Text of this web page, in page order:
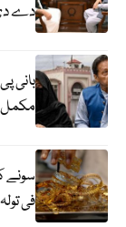
دے
بانی
سونے
فی